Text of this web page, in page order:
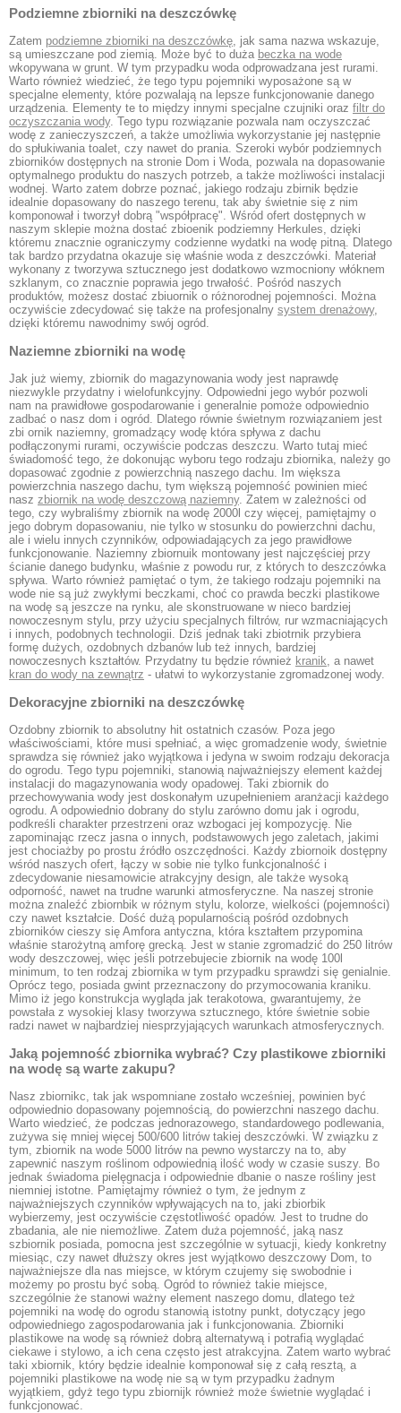
Podziemne zbiorniki na deszczówkę
Zatem podziemne zbiorniki na deszczówkę, jak sama nazwa wskazuje,
są umieszczane pod ziemią. Może być to duża beczka na wode
wkopywana w grunt. W tym przypadku woda odprowadzana jest rurami.
Warto również wiedzieć, że tego typu pojemniki wyposażone są w
specjalne elementy, które pozwalają na lepsze funkcjonowanie danego
urządzenia. Elementy te to między innymi specjalne czujniki oraz filtr do
oczyszczania wody. Tego typu rozwiązanie pozwala nam oczyszczać
wodę z zanieczyszczeń, a także umożliwia wykorzystanie jej następnie
do spłukiwania toalet, czy nawet do prania. Szeroki wybór podziemnych
zbiorników dostępnych na stronie Dom i Woda, pozwala na dopasowanie
optymalnego produktu do naszych potrzeb, a także możliwości instalacji
wodnej. Warto zatem dobrze poznać, jakiego rodzaju zbirnik będzie
idealnie dopasowany do naszego terenu, tak aby świetnie się z nim
komponował i tworzył dobrą "współpracę". Wśród ofert dostępnych w
naszym sklepie można dostać zbioenik podziemny Herkules, dzięki
któremu znacznie ograniczymy codzienne wydatki na wodę pitną. Dlatego
tak bardzo przydatna okazuje się właśnie woda z deszczówki. Materiał
wykonany z tworzywa sztucznego jest dodatkowo wzmocniony włóknem
szklanym, co znacznie poprawia jego trwałość. Pośród naszych
produktów, możesz dostać zbiuornik o różnorodnej pojemności. Można
oczywiście zdecydować się także na profesjonalny system drenażowy,
dzięki któremu nawodnimy swój ogród.
Naziemne zbiorniki na wodę
Jak już wiemy, zbiornik do magazynowania wody jest naprawdę
niezwykle przydatny i wielofunkcyjny. Odpowiedni jego wybór pozwoli
nam na prawidłowe gospodarowanie i generalnie pomoże odpowiednio
zadbać o nasz dom i ogród. Dlatego równie świetnym rozwiązaniem jest
zbi ornik naziemny, gromadzący wodę która spływa z dachu
podłączonymi rurami, oczywiście podczas deszczu. Warto tutaj mieć
świadomość tego, że dokonując wyboru tego rodzaju zbiornika, należy go
dopasować zgodnie z powierzchnią naszego dachu. Im większa
powierzchnia naszego dachu, tym większą pojemność powinien mieć
nasz zbiornik na wodę deszczową naziemny. Zatem w zależności od
tego, czy wybraliśmy zbiornik na wodę 2000l czy więcej, pamiętajmy o
jego dobrym dopasowaniu, nie tylko w stosunku do powierzchni dachu,
ale i wielu innych czynników, odpowiadających za jego prawidłowe
funkcjonowanie. Naziemny zbiornuik montowany jest najczęściej przy
ścianie danego budynku, właśnie z powodu rur, z których to deszczówka
spływa. Warto również pamiętać o tym, że takiego rodzaju pojemniki na
wode nie są już zwykłymi beczkami, choć co prawda beczki plastikowe
na wodę są jeszcze na rynku, ale skonstruowane w nieco bardziej
nowoczesnym stylu, przy użyciu specjalnych filtrów, rur wzmacniających
i innych, podobnych technologii. Dziś jednak taki zbiotrnik przybiera
formę dużych, ozdobnych dzbanów lub też innych, bardziej
nowoczesnych kształtów. Przydatny tu będzie również kranik, a nawet
kran do wody na zewnątrz - ułatwi to wykorzystanie zgromadzonej wody.
Dekoracyjne zbiorniki na deszczówkę
Ozdobny zbiornik to absolutny hit ostatnich czasów. Poza jego
właściwościami, które musi spełniać, a więc gromadzenie wody, świetnie
sprawdza się również jako wyjątkowa i jedyna w swoim rodzaju dekoracja
do ogrodu. Tego typu pojemniki, stanowią najważniejszy element każdej
instalacji do magazynowania wody opadowej. Taki zbiornik do
przechowywania wody jest doskonałym uzupełnieniem aranżacji każdego
ogrodu. A odpowiednio dobrany do stylu zarówno domu jak i ogrodu,
podkreśli charakter przestrzeni oraz wzbogaci jej kompozycję. Nie
zapominając rzecz jasna o innych, podstawowych jego zaletach, jakimi
jest chociażby po prostu źródło oszczędności. Każdy zbiornoik dostępny
wśród naszych ofert, łączy w sobie nie tylko funkcjonalność i
zdecydowanie niesamowicie atrakcyjny design, ale także wysoką
odporność, nawet na trudne warunki atmosferyczne. Na naszej stronie
można znaleźć zbiornbik w różnym stylu, kolorze, wielkości (pojemności)
czy nawet kształcie. Dość dużą popularnością pośród ozdobnych
zbiorników cieszy się Amfora antyczna, która kształtem przypomina
właśnie starożytną amforę grecką. Jest w stanie zgromadzić do 250 litrów
wody deszczowej, więc jeśli potrzebujecie zbiornik na wodę 100l
minimum, to ten rodzaj zbiornika w tym przypadku sprawdzi się genialnie.
Oprócz tego, posiada gwint przeznaczony do przymocowania kraniku.
Mimo iż jego konstrukcja wygląda jak terakotowa, gwarantujemy, że
powstała z wysokiej klasy tworzywa sztucznego, które świetnie sobie
radzi nawet w najbardziej niesprzyjających warunkach atmosferycznych.
Jaką pojemność zbiornika wybrać? Czy plastikowe zbiorniki
na wodę są warte zakupu?
Nasz zbiornikc, tak jak wspomniane zostało wcześniej, powinien być
odpowiednio dopasowany pojemnością, do powierzchni naszego dachu.
Warto wiedzieć, że podczas jednorazowego, standardowego podlewania,
zużywa się mniej więcej 500/600 litrów takiej deszczówki. W związku z
tym, zbiornik na wode 5000 litrów na pewno wystarczy na to, aby
zapewnić naszym roślinom odpowiednią ilość wody w czasie suszy. Bo
jednak świadoma pielęgnacja i odpowiednie dbanie o nasze rośliny jest
niemniej istotne. Pamiętajmy również o tym, że jednym z
najważniejszych czynników wpływających na to, jaki zbiorbik
wybierzemy, jest oczywiście częstotliwość opadów. Jest to trudne do
zbadania, ale nie niemożliwe. Zatem duża pojemność, jaką nasz
szbiornik posiada, pomocna jest szczególnie w sytuacji, kiedy konkretny
miesiąc, czy nawet dłuższy okres jest wyjątkowo deszczowy Dom, to
najważniejsze dla nas miejsce, w którym czujemy się swobodnie i
możemy po prostu być sobą. Ogród to również takie miejsce,
szczególnie że stanowi ważny element naszego domu, dlatego też
pojemniki na wodę do ogrodu stanowią istotny punkt, dotyczący jego
odpowiedniego zagospodarowania jak i funkcjonowania. Zbiorniki
plastikowe na wodę są również dobrą alternatywą i potrafią wyglądać
ciekawe i stylowo, a ich cena często jest atrakcyjna. Zatem warto wybrać
taki xbiornik, który będzie idealnie komponował się z całą resztą, a
pojemniki plastikowe na wodę nie są w tym przypadku żadnym
wyjątkiem, gdyż tego typu zbiornijk również może świetnie wyglądać i
funkcjonować.